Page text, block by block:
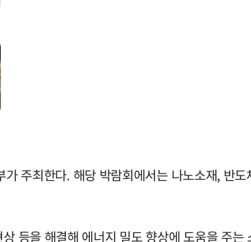
주최한다. 해당 박람회에서는 나노소재, 반도
등을 해결해 에너지 밀도 향상에 도움을 주는